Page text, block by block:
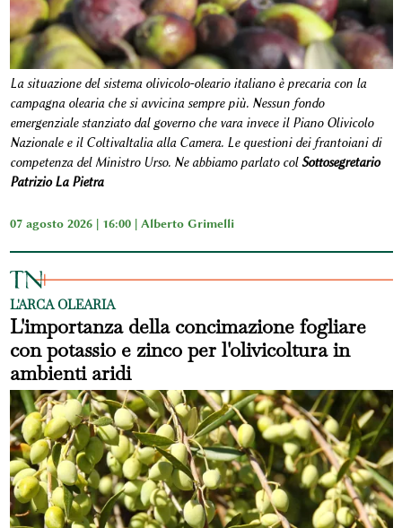
La situazione del sistema olivicolo-oleario italiano è precaria con la
campagna olearia che si avvicina sempre più. Nessun fondo
emergenziale stanziato dal governo che vara invece il Piano Olivicolo
Nazionale e il ColtivaItalia alla Camera. Le questioni dei frantoiani di
competenza del Ministro Urso. Ne abbiamo parlato colSottosegretario
Patrizio La Pietra
07 agosto 2026 | 16:00 | Alberto Grimelli
L'ARCA OLEARIA
L'importanza della concimazione fogliare
con potassio e zinco per l'olivicoltura in
ambienti aridi